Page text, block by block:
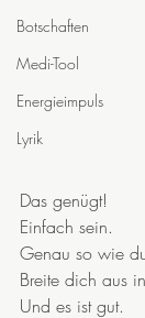
Botschaften
Medi-Tool
Energieimpuls
Lyrik
Das genügt!
Einfach sein.
Genau so wie
Breite dich aus
Und es ist gut.